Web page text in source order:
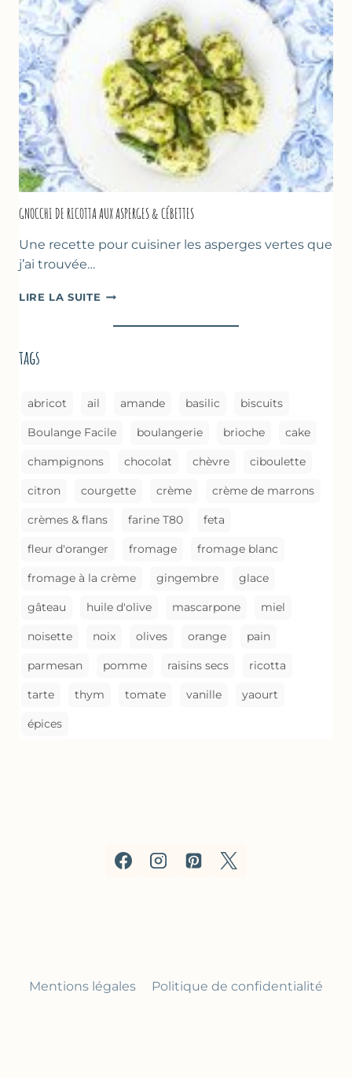
GNOCCHI DE RICOTTA AUX ASPERGES & CÉBETTES
Une recette pour cuisiner les asperges vertes que
j’ai trouvée…
LIRE LA SUITE GNOCCHI
RICOTTA
tags
abricot ail amande basilic biscuits
Boulange Facile boulangerie brioche cake
champignons chocolat chèvre ciboulette
citron courgette crème crème de marrons
crèmes & flans farine T80 feta
fleur d'oranger fromage fromage blanc
fromage à la crème gingembre glace
gâteau huile d'olive mascarpone miel
noisette noix olives orange pain
parmesan pomme raisins secs ricotta
tarte thym tomate vanille yaourt
épices
Mentions légales Politique de confidentialité